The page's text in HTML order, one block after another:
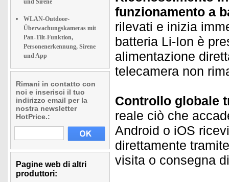
und Sirene
WLAN-Outdoor-
Überwachungskameras mit
Pan-Tilt-Funktion,
Personenerkennung, Sirene
und App
Rimani in contatto con
noi e inserisci il tuo
indirizzo email per la
nostra newsletter
HotPrice.:
Pagine web di altri
produttori:
funzionamento a
rilevati e inizia
batteria Li-Ion è
alimentazione
telecamera non
Controllo globale
reale ciò che
Android o iOS
direttamente
visita o consegna